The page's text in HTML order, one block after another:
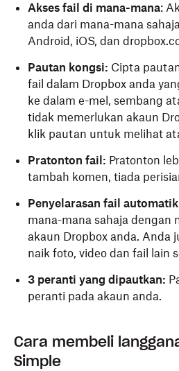
Akses fail di mana-mana:
anda dari mana-mana
Android, iOS, dan
Pautan kongsi: Cipta
fail dalam Dropbox anda
ke dalam e-mel, sembang
tidak memerlukan akaun
klik pautan untuk melihat
Pratonton fail: Pratonton
tambah komen, tiada
Penyelarasan fail
mana-mana sahaja dengan
akaun Dropbox anda. Anda
naik foto, video dan fail lain
3 peranti yang dipautkan:
peranti pada akaun anda.
Cara membeli
Simple